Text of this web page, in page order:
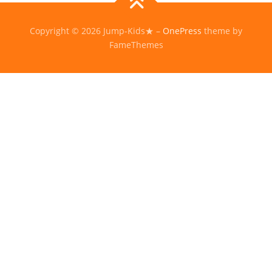
Copyright © 2026 Jump-Kids★ – OnePress theme by
FameThemes